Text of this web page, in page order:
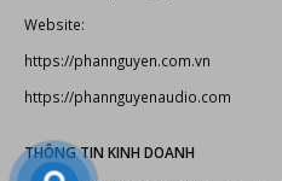
Website:
https://phannguyen.com.vn
https://phannguyenaudio.com
THÔNG TIN KINH DOANH